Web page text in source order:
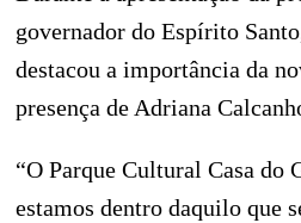
governador do Espírito
destacou a importância da
presença de Adriana
“O Parque Cultural Casa do
estamos dentro daquilo que